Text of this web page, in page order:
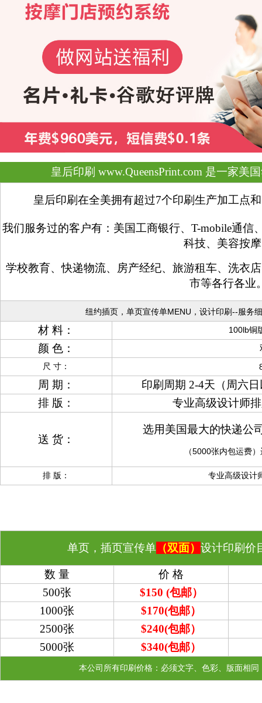
皇后印刷 www.QueensPrint.com 是一家美
皇后印刷在全美拥有超过7个印刷生产加工点
我们服务过的客户有：美国工商银行、T-mobile通信
科技、美容按
学校教育、快递物流、房产经纪、旅游租车、洗衣
市等各行各业
纽约插页，单页宣传单MENU，设计印刷--服务
材 料： 100lb铜
颜 色：
尺 寸：
周 期：
印刷周期 2-4天（周六
排 版：
专业高级设计师
送 货：
选用美国最大的快递公
（5000张内包运费
排 版： 专业高级设计
单页，插页宣传单（双面） 设计印刷价
数 量
价 格
500张
$150 (包邮）
1000张
$170(包邮）
2500张
$240(包邮）
5000张
$340(包邮）
本公司所有印刷价格：必须文字、色彩、版面相